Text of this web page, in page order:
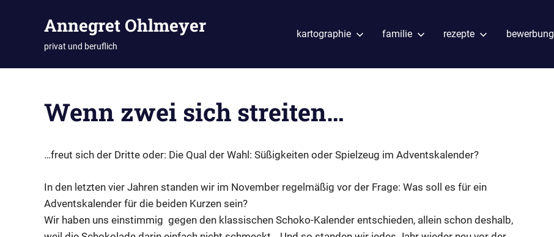
Annegret Ohlmeyer
privat und beruflich
kartographie familie rezepte bewerbung
Wenn zwei sich streiten…
…freut sich der Dritte oder: Die Qual der Wahl: Süßigkeiten oder Spielzeug im Adventskalender?
In den letzten vier Jahren standen wir im November regelmäßig vor der Frage: Was soll es für ein
Adventskalender für die beiden Kurzen sein?
Wir haben uns einstimmig gegen den klassischen Schoko-Kalender entschieden, allein schon deshalb,